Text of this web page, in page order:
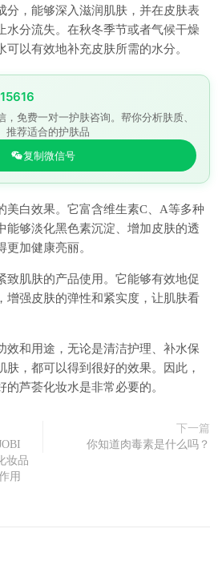
分，能够深入滋润肌肤，并在皮肤表
水分流失。在秋冬季节或者气候干燥
以有效地补充皮肤所需的水分。
，免费一对一护肤咨询。帮你分析肤质、
推荐适合的护肤品
复制微信号
美白效果。它富含维生素C、A等多种
能够淡化黑色素沉淀、增加皮肤的透
加健康亮丽。
致肌肤的产品使用。它能够有效地促
增强皮肤的弹性和紧实度，让肌肤看
效和用途，无论是清洁护理、补水保
肤，都可以得到很好的效果。因此，
芦荟化妆水是非常必要的。
妆品
用
下一篇
你知道肉毒素是什么吗？